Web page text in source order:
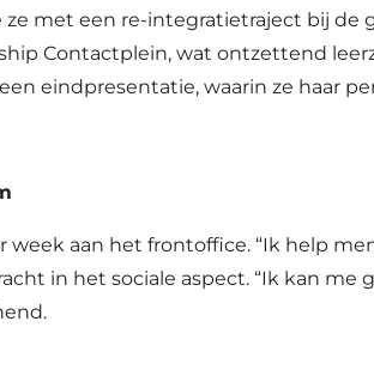
ze met een re-integratietraject bij
Contactplein, wat ontzettend
eindpresentatie, waarin ze haar
week aan het frontoffice. “Ik help
in het sociale aspect. “Ik kan